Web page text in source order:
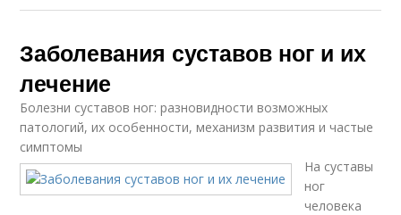
Заболевания суставов ног и их
лечение
Болезни суставов ног: разновидности возможных
патологий, их особенности, механизм развития и частые
симптомы
На суставы
ног
человека